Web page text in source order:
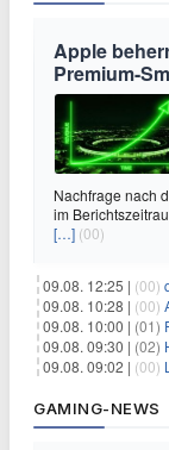
Apple
Premium-
Nachfrage nach
im
[…] (00)
09.08. 12:25 | (00)
09.08. 10:28 | (00)
09.08. 10:00 | (01)
09.08. 09:30 | (02)
09.08. 09:02 | (00)
GAMING-NEWS